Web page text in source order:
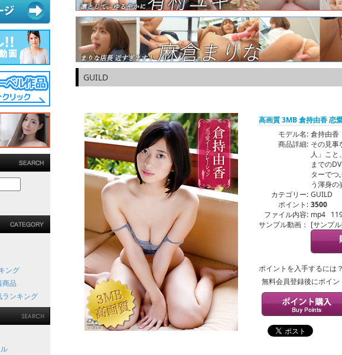
ング
商品
ランキング
GUILD
高画質 3MB 倉持由香 恋
モデル名: 倉持由香
商品詳細: その見事
人」こ
までの
ターでつ
う渾身の
カテゴリー: GUILD
ポイント: 3500
ファイル内容: mp4
サンプル動画： [サンプ
ポイントを入手するには
無料会員登録後にポイ